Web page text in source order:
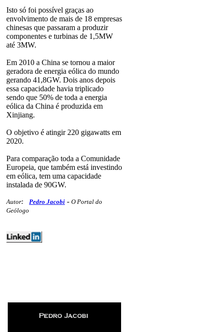
Isto só foi possível graças ao
envolvimento de mais de 18 empresas
chinesas que passaram a produzir
componentes e turbinas de 1,5MW
até 3MW.
Em 2010 a China se tornou a maior
geradora de energia eólica do mundo
gerando 41,8GW. Dois anos depois
essa capacidade havia triplicado
sendo que 50% de toda a energia
eólica da China é produzida em
Xinjiang.
O objetivo é atingir 220 gigawatts em
2020.
Para comparação toda a Comunidade
Europeia, que também está investindo
em eólica, tem uma capacidade
instalada de 90GW.
Autor: Pedro Jacobi - O Portal do
Geólogo